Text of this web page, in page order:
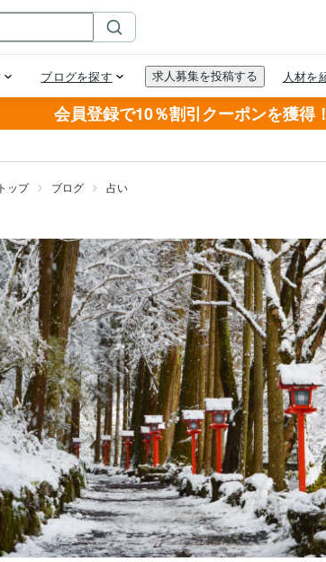
会員登録で10％割引クーポンを獲得！
ップ ブログ 占い